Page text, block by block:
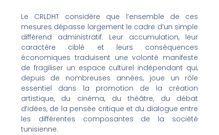
Le CRLDHT considère que l’ensemble de ces
mesures dépasse largement le cadre d’un simple
différend administratif. Leur accumulation, leur
caractère ciblé et leurs conséquences
économiques traduisent une volonté manifeste
de fragiliser un espace culturel indépendant qui,
depuis de nombreuses années, joue un rôle
essentiel dans la promotion de la création
artistique, du cinéma, du théâtre, du débat
d’idées, de la pensée critique et du dialogue entre
les différentes composantes de la société
tunisienne.